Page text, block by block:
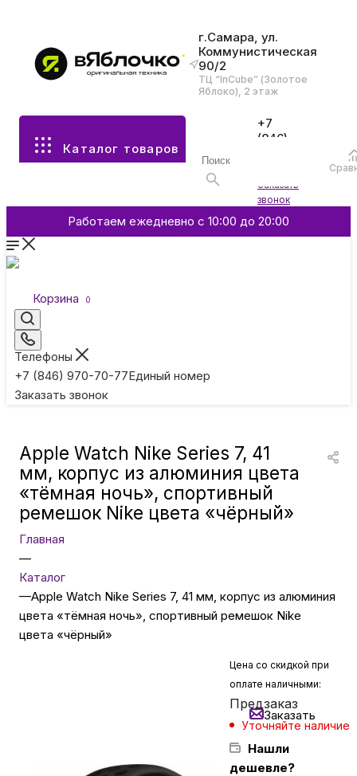
г.Самара, ул.
Коммунистическая
90/2
ТЦ “InCube” (Золотое
Яблоко), 2 этаж
Каталог товаров
+7
(846)
Заказать
звонок
Работаем ежедневно с 10:00 до 20:00
Корзина 0
Телефоны
+7 (846) 970-70-77Единый номер
Заказать звонок
Все разделы каталога
Аксессуары
Смартфоны и гаджеты
Умные кольца
Фитнес-браслеты
Товары для детей
Фототехника
ТВ и проекторы
Apple Watch Nike Series 7, 41
мм, корпус из алюминия цвета
«тёмная ночь», спортивный
ремешок Nike цвета «чёрный»
Главная
—
Каталог
—Apple Watch Nike Series 7, 41 мм, корпус из алюминия
цвета «тёмная ночь», спортивный ремешок Nike
цвета «чёрный»
Цена со скидкой при
оплате наличными:
Предзаказ
Уточняйте наличие
Нашли
дешевле?
Заказать